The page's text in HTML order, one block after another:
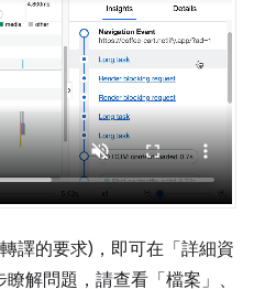
譯的要求)，即可在「詳細資
解問題，請查看「檔案」 、